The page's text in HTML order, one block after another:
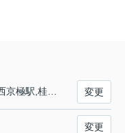
京都河原町駅,烏丸駅,大宮駅,西院駅,西京極駅,桂駅,洛西口駅,東向日駅,西向日駅,長岡天神駅,西山天王山駅,大山崎駅,水無瀬駅,上牧駅,高槻市駅,富田駅,総持寺駅,茨木市駅,南茨木駅,摂津市駅,正雀駅,相川駅,上新庄駅,ＪＲ淡路駅,崇禅寺駅,西中島南方駅,十三駅,大阪駅 変更
変更